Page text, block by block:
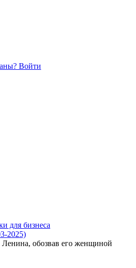
Войти
для бизнеса
2025)
обозвав его женщиной